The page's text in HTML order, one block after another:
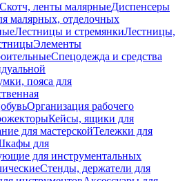
Скотч, ленты малярныеДиспенсеры
малярных, отделочных
Лестницы и стремянкиЛестницы,
Элементы
Спецодежда и средства
пояса для
Организация рабочего
Кейсы, ящики для
для мастерскойТележки для
для
для инструментальных
Стенды, держатели для